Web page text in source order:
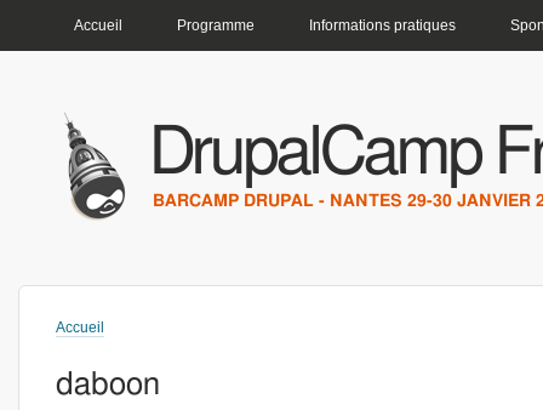
Accueil Programme Informations pratiques
DrupalCamp
BARCAMP DRUPAL - NANTES 29-30 JANVIER
Vous êtes ici
Accueil
daboon